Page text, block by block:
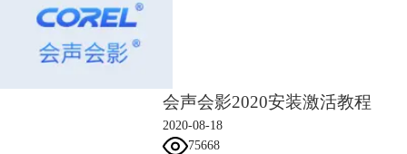
4.双击解压缩后文件中的会声会影2023安装程序（exe结尾的），开始安
装。请勾选【序列号】前面的复选框，并输入您在订单中心中复制的注册
会声会影2020安装激活教程
2020-08-18
75668